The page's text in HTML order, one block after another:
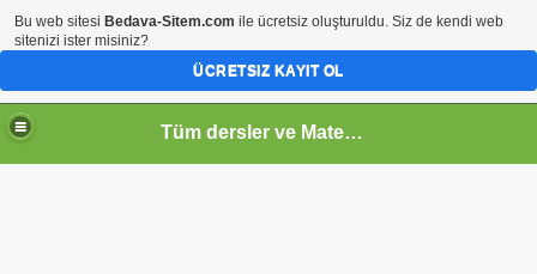
Tüm dersler ve Matematik
Bu web sitesi Bedava-Sitem.com ile ücretsiz oluşturuldu. Siz de kendi web
sitenizi ister misiniz?
ÜCRETSIZ KAYIT OL